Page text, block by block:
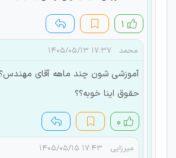
۱
محمد ۱۷:۳۷ ۱۴۰۵/۰۵/۱۳
آموزشی شون چند ماهه آقای
حقوق اینا خوبه؟؟
۰
میرزایی ۱۷:۴۳ ۱۴۰۵/۰۵/۱۵